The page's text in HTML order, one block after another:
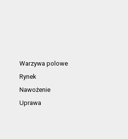
Warzywa polowe
Rynek
Nawożenie
Uprawa